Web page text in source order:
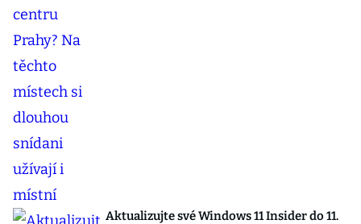
Aktualizujte své Windows 11 Insider do 11.